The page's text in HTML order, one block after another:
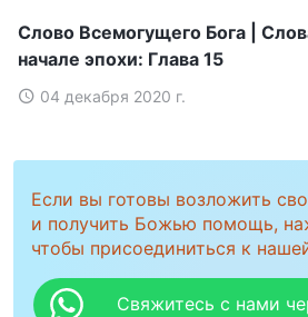
Слово Всемогущего Бога |
начале эпохи: Глава 15
04 декабря 2020 г.
Если вы готовы возложить
и получить Божью помощь,
чтобы присоединиться к
Свяжитесь с нами